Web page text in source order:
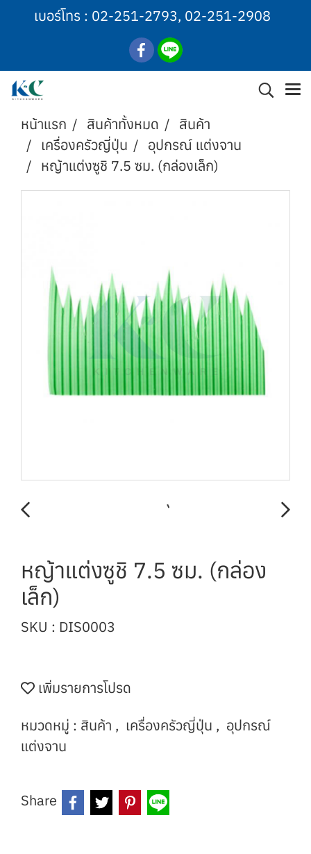
เบอร์โทร : 02-251-2793, 02-251-2908
หน้าแรก สินค้าทั้งหมด
สินค้า
เครื่องครัวญี่ปุ่น
อุปกรณ์ แต่งจาน
หญ้าแต่งซูชิ 7.5 ซม. (กล่องเล็ก)
หญ้าแต่งซูชิ 7.5 ซม. (กล่อง
เล็ก)
SKU : DIS0003
เพิ่มรายการโปรด
หมวดหมู่ : สินค้า , เครื่องครัวญี่ปุ่น , อุปกรณ์
แต่งจาน
Share